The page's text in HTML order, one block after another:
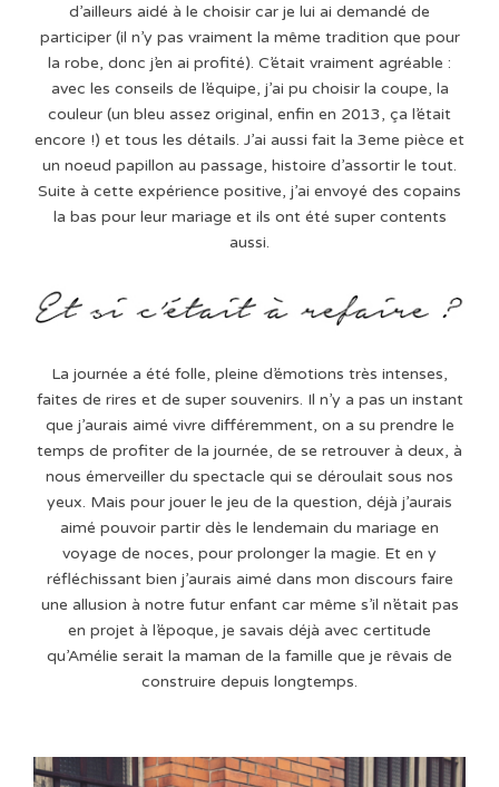
d’ailleurs aidé à le choisir car je lui ai demandé de
participer (il n’y pas vraiment la même tradition que pour
la robe, donc j’en ai profité). C’était vraiment agréable :
avec les conseils de l’équipe, j’ai pu choisir la coupe, la
couleur (un bleu assez original, enfin en 2013, ça l’était
encore !) et tous les détails. J’ai aussi fait la 3eme pièce et
un noeud papillon au passage, histoire d’assortir le tout.
Suite à cette expérience positive, j’ai envoyé des copains
la bas pour leur mariage et ils ont été super contents
aussi.
La journée a été folle, pleine d’émotions très intenses,
faites de rires et de super souvenirs. Il n’y a pas un instant
que j’aurais aimé vivre différemment, on a su prendre le
temps de profiter de la journée, de se retrouver à deux, à
nous émerveiller du spectacle qui se déroulait sous nos
yeux. Mais pour jouer le jeu de la question, déjà j’aurais
aimé pouvoir partir dès le lendemain du mariage en
voyage de noces, pour prolonger la magie. Et en y
réfléchissant bien j’aurais aimé dans mon discours faire
une allusion à notre futur enfant car même s’il n’était pas
en projet à l’époque, je savais déjà avec certitude
qu’Amélie serait la maman de la famille que je rêvais de
construire depuis longtemps.